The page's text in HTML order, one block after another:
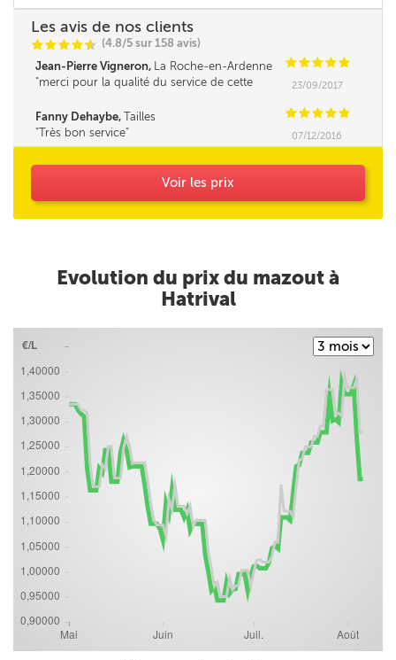
Les avis de nos clients
CCCCi
@ (4.8/5 sur 158 avis)
Jean-Pierre Vigneron, La Roche-en-Ardenne CCCCC
merci pour la qualité du service de cette
23/09/2017
Fanny Dehaybe, Tailles CCCCC
Très bon service
07/12/2016
Voir les prix
Evolution du prix du mazout à
Hatrival